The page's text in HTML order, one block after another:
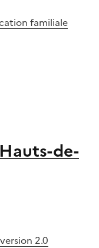
familiale
de-
2.0